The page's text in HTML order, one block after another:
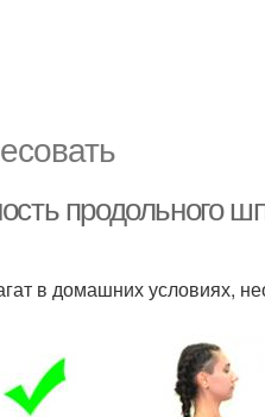
продольного
в домашних условиях,